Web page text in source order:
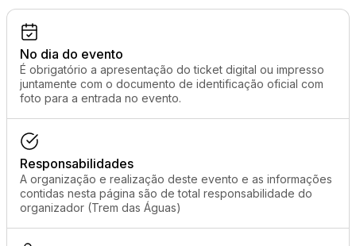
No dia do evento
É obrigatório a apresentação do ticket digital ou impresso
juntamente com o documento de identificação oficial com
foto para a entrada no evento.
Responsabilidades
A organização e realização deste evento e as informações
contidas nesta página são de total responsabilidade do
organizador (Trem das Águas)